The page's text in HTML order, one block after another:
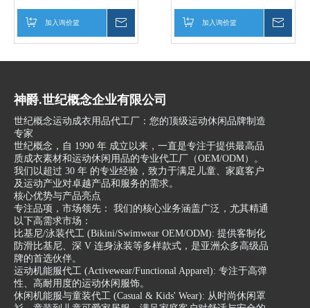
客户的需求。其中，新北市
针车代工、北部针车代工和
淡水针车代工等地区的代工
厂以其专业的技术和高品质
针车代工厂的主要业务是根
据客户的要求和设计图纸，
生产和加工各种针车产品。
这些产品包括各种纺织品、
皮革制品、车辆内饰品、家
居用品等。针车代工厂拥有
先进的生产设备和技术，能
够确保产品的精确度和质
量。
世纪概念企业有限公司新北
市针车代工、北部针车代工
和淡水针车代工等地区的代
工厂在针车产业中具有丰富
加入询价篮
一概念在商业领域中变得越
来越重要。针车代工-成衣
代工是指将制衣过程中的各
个环节外包给专业的代工厂
起，为许多企业带来了巨大
世纪概念企业有限公司针车
代工-成衣代工的核心在于
通常拥有先进的生产设备和
各种制衣工序。同时，代工
厂商还拥有丰富的经验和专
业知识，能够提供全方位的
服务，从设计到生产再到品
质控制，确保产品的品质和
加入询价篮
神爵.世纪概念企业有限公司
世纪概念运动成衣用品代工厂：您的顶级运动休闲品牌制造
专家
世纪概念，自 1990 年 成立以来，一直是专注于提供最高品
质成衣素材和运动休闲用品的专业代工厂（OEM/ODM）。
我们以超过 30 年 的专业经验，致力于满足儿童、家庭客户
及运动产业对卓越产品和服务的需求。
核心优势与产品亮点
专注品项，市场领先： 我们的核心业务涵盖广泛，尤其精通
以下高需求市场：
比基尼/泳装代工 (Bikini/Swimwear OEM/ODM): 提供客制化
防滑比基尼、深 V 连身泳装等多样款式，是亚洲众多高级品
牌的首选伙伴。
运动机能服代工 (Activewear/Functional Apparel): 专注于高弹
性、高耐用度的运动休闲服饰。
休闲机能服与童装代工 (Casual & Kids' Wear): 从时尚休闲罩